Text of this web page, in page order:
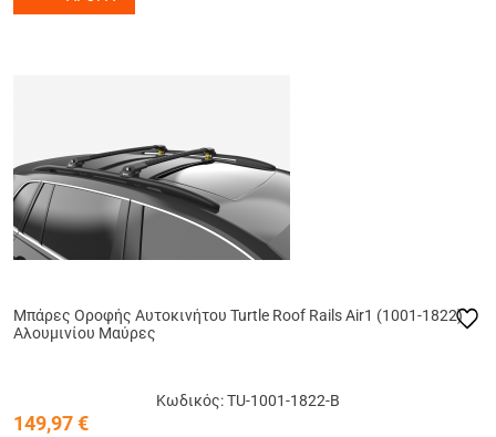
Μπάρες Οροφής Αυτοκινήτου Turtle Roof Rails Air1 (1001-1822)
Αλουμινίου Μαύρες
Κωδικός: TU-1001-1822-B
149,97€